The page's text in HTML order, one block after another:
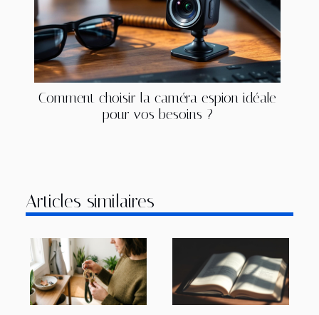
Comment choisir la caméra espion idéale
pour vos besoins ?
Articles similaires